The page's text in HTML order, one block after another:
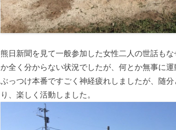
熊日新聞を見て一般参加した女性二人の世話も
か全く分からない状況でしたが、何とか無事に運
ぶっつけ本番ですごく神経疲れしましたが、随
り、楽しく活動しました。